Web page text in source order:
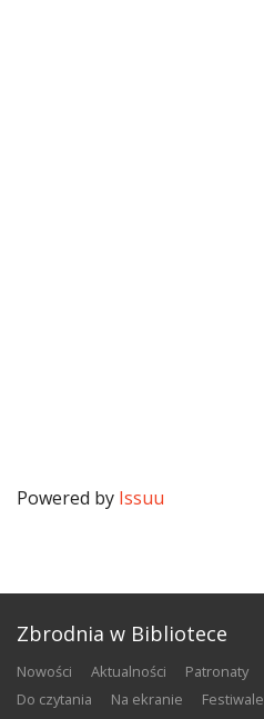
Powered by Issuu
Zbrodnia w Bibliotece
nowości aktualności patronaty
do czytania
na ekranie festiwale